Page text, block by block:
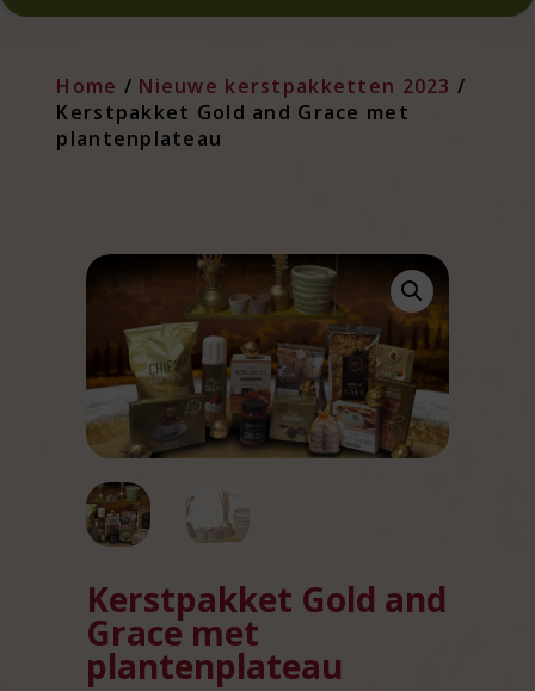
Home / Nieuwe kerstpakketten 2023 /
Kerstpakket Gold and Grace met
plantenplateau
Kerstpakket Gold and
Grace met
plantenplateau